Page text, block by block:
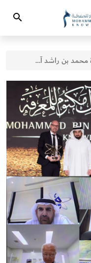
Search
مكتوم للمعرفة" تركِّز على جهود مكافحة الأوبئة